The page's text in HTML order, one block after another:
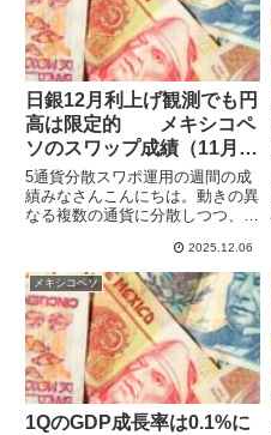
日銀12月利上げ観測でも円
高は限定的 メキシコペ
ソのスワップ成績（11月
30日週）
5通貨分散スワポ運用の週間の成
績みなさんこんにちは。動きの異
なる複数の通貨に分散しつつ、ハ
プポイント運用をしています。
2024年を通してほぼ10通貨で運
用していたものをトランプ警戒で
徐々に規模縮小して、3通貨（...
2025.12.06
メキシコペソ
1QのGDP成長率は0.1%に